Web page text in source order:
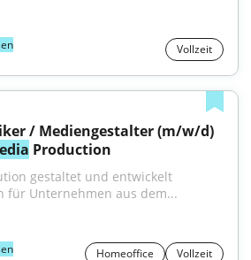
Vollzeit
/ Mediengestalter (m/w/d)
Production
gestaltet und entwickelt
für Unternehmen aus dem...
Homeoffice Vollzeit